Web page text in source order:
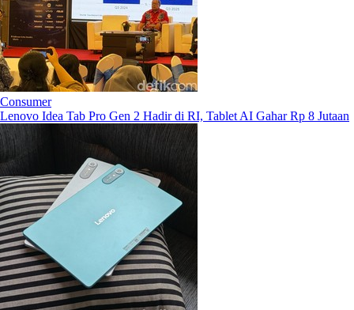
Consumer
Lenovo Idea Tab Pro Gen 2 Hadir di RI, Tablet AI Gahar Rp 8 Jutaan